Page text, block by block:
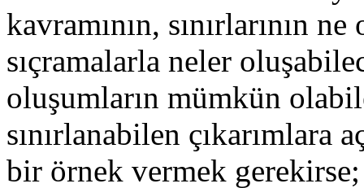
kavramının, sınırlarının
sıçramalarla neler
oluşumların mümkün
sınırlanabilen çıkarımlara
bir örnek vermek